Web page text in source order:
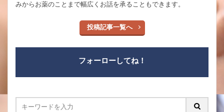
みからお薬のことまで幅広くお話を承ることもできます。
投稿記事一覧へ
フォーローしてね！